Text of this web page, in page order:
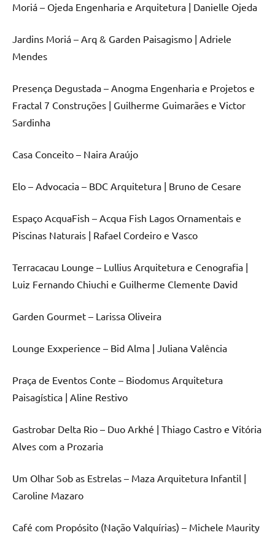
Moriá – Ojeda Engenharia e Arquitetura | Danielle Ojeda
Jardins Moriá – Arq & Garden Paisagismo | Adriele
Mendes
Presença Degustada – Anogma Engenharia e Projetos e
Fractal 7 Construções | Guilherme Guimarães e Victor
Sardinha
Casa Conceito – Naira Araújo
Elo – Advocacia – BDC Arquitetura | Bruno de Cesare
Espaço AcquaFish – Acqua Fish Lagos Ornamentais e
Piscinas Naturais | Rafael Cordeiro e Vasco
Terracacau Lounge – Lullius Arquitetura e Cenografia |
Luiz Fernando Chiuchi e Guilherme Clemente David
Garden Gourmet – Larissa Oliveira
Lounge Exxperience – Bid Alma | Juliana Valência
Praça de Eventos Conte – Biodomus Arquitetura
Paisagística | Aline Restivo
Gastrobar Delta Rio – Duo Arkhé | Thiago Castro e Vitória
Alves com a Prozaria
Um Olhar Sob as Estrelas – Maza Arquitetura Infantil |
Caroline Mazaro
Café com Propósito (Nação Valquírias) – Michele Maurity